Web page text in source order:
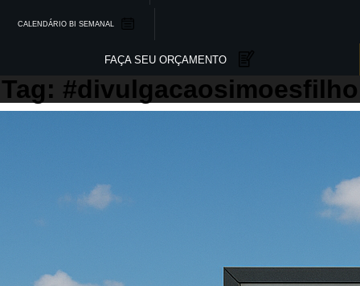
CALENDÁRIO BI SEMANAL
FAÇA SEU ORÇAMENTO
Tag: #divulgacaosimoesfilho